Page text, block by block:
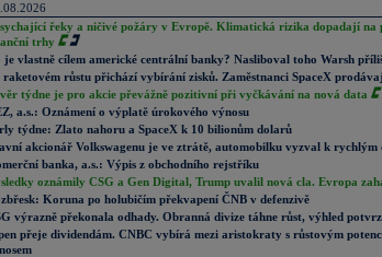
řeky a ničivé požáry v Evropě. Klimatická rizika dopadají na
trhy
je vlastně cílem americké centrální banky? Nasliboval toho Warsh
raketovém růstu přichází vybírání zisků. Zaměstnanci SpaceX
týdne je pro akcie převážně pozitivní při vyčkávání na nová data
a.s.: Oznámení o výplatě úrokového výnosu
týdne: Zlato nahoru a SpaceX k 10 bilionům dolarů
akcionář Volkswagenu je ve ztrátě, automobilku vyzval k rychlým
banka, a.s.: Výpis z obchodního rejstříku
oznámily CSG a Gen Digital, Trump uvalil nová cla. Evropa
Koruna po holubičím překvapení ČNB v defenzivě
výrazně překonala odhady. Obranná divize táhne růst, výhled
přeje dividendám. CNBC vybírá mezi aristokraty s růstovým